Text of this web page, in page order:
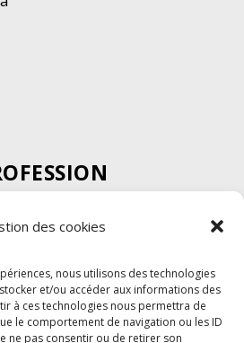
des cookies
nous utilisons des technologies
et/ou accéder aux informations des
à ces technologies nous permettra de
le comportement de navigation ou les ID
ne pas consentir ou de retirer son